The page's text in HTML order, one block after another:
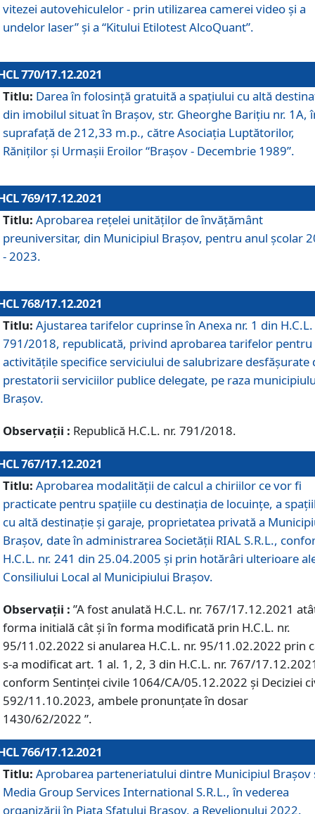
vitezei autovehiculelor - prin utilizarea camerei video și a
undelor laser” și a “Kitului Etilotest AlcoQuant”.
770/17.12.2021
Titlu: Darea în folosinţă gratuită a spaţiului cu altă
din imobilul situat în Braşov, str. Gheorghe Bariţiu nr. 1A,
suprafaţă de 212,33 m.p., către Asociaţia Luptătorilor,
Răniţilor şi Urmaşii Eroilor “Braşov - Decembrie 1989”.
769/17.12.2021
Titlu: Aprobarea reţelei unităţilor de învăţământ
preuniversitar, din Municipiul Braşov, pentru anul şcolar
- 2023.
768/17.12.2021
Titlu: Ajustarea tarifelor cuprinse în Anexa nr. 1 din H.C.L.
791/2018, republicată, privind aprobarea tarifelor pentru
activităţile specifice serviciului de salubrizare desfăşurate
prestatorii serviciilor publice delegate, pe raza
Braşov.
Observații : Republică H.C.L. nr. 791/2018.
767/17.12.2021
Titlu: Aprobarea modalității de calcul a chiriilor ce vor fi
practicate pentru spaţiile cu destinaţia de locuinţe, a
cu altă destinaţie şi garaje, proprietatea privată a
Braşov, date în administrarea Societăţii RIAL S.R.L.,
H.C.L. nr. 241 din 25.04.2005 și prin hotărâri ulterioare
Consiliului Local al Municipiului Braşov.
Observații : ”A fost anulată H.C.L. nr. 767/17.12.2021
forma initială cât și în forma modificată prin H.C.L. nr.
95/11.02.2022 si anularea H.C.L. nr. 95/11.02.2022 prin
s-a modificat art. 1 al. 1, 2, 3 din H.C.L. nr. 767/
conform Sentinței civile 1064/CA/05.12.2022 și Deciziei
592/11.10.2023, ambele pronunțate în dosar
1430/62/2022 ”.
766/17.12.2021
Titlu: Aprobarea parteneriatului dintre Municipiul Brașov
Media Group Services International S.R.L., în vederea
organizării în Piața Sfatului Brașov, a Revelionului 2022.